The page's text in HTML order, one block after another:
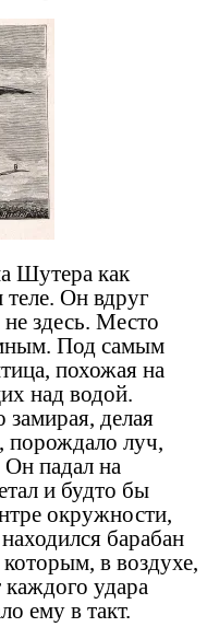
Шутера как
Он вдруг
здесь. Место
Под самым
похожая на
над водой.
делая
порождало луч,
падал на
и будто бы
окружности,
барабан
в воздухе,
удара
ему в такт.